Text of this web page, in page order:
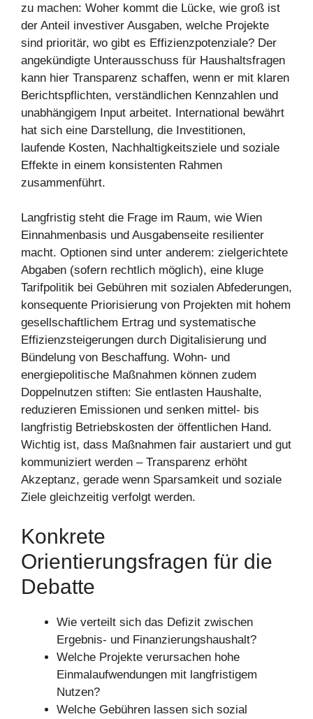
zu machen: Woher kommt die Lücke, wie groß ist
der Anteil investiver Ausgaben, welche Projekte
sind prioritär, wo gibt es Effizienzpotenziale? Der
angekündigte Unterausschuss für Haushaltsfragen
kann hier Transparenz schaffen, wenn er mit klaren
Berichtspflichten, verständlichen Kennzahlen und
unabhängigem Input arbeitet. International bewährt
hat sich eine Darstellung, die Investitionen,
laufende Kosten, Nachhaltigkeitsziele und soziale
Effekte in einem konsistenten Rahmen
zusammenführt.
Langfristig steht die Frage im Raum, wie Wien
Einnahmenbasis und Ausgabenseite resilienter
macht. Optionen sind unter anderem: zielgerichtete
Abgaben (sofern rechtlich möglich), eine kluge
Tarifpolitik bei Gebühren mit sozialen Abfederungen,
konsequente Priorisierung von Projekten mit hohem
gesellschaftlichem Ertrag und systematische
Effizienzsteigerungen durch Digitalisierung und
Bündelung von Beschaffung. Wohn‑ und
energiepolitische Maßnahmen können zudem
Doppelnutzen stiften: Sie entlasten Haushalte,
reduzieren Emissionen und senken mittel‑ bis
langfristig Betriebskosten der öffentlichen Hand.
Wichtig ist, dass Maßnahmen fair austariert und gut
kommuniziert werden – Transparenz erhöht
Akzeptanz, gerade wenn Sparsamkeit und soziale
Ziele gleichzeitig verfolgt werden.
Konkrete
Orientierungsfragen für die
Debatte
Wie verteilt sich das Defizit zwischen
Ergebnis‑ und Finanzierungshaushalt?
Welche Projekte verursachen hohe
Einmalaufwendungen mit langfristigem
Nutzen?
Welche Gebühren lassen sich sozial